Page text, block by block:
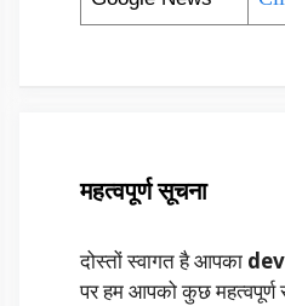
महत्वपूर्ण सूचना
दोस्तों स्वागत है आपका
पर हम आपको कुछ महत्वपूर्ण